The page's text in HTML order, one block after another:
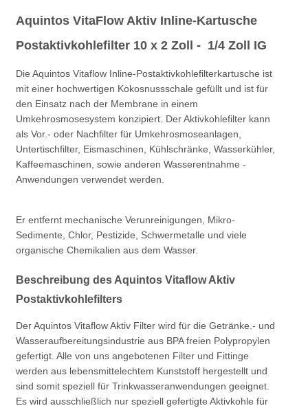
Aquintos VitaFlow Aktiv Inline-Kartusche
Postaktivkohlefilter 10 x 2 Zoll - 1/4 Zoll IG
Die Aquintos Vitaflow Inline-Postaktivkohlefilterkartusche ist
mit einer hochwertigen Kokosnussschale gefüllt und ist für
den Einsatz nach der Membrane in einem
Umkehrosmosesystem konzipiert. Der Aktivkohlefilter kann
als Vor.- oder Nachfilter für Umkehrosmoseanlagen,
Untertischfilter, Eismaschinen, Kühlschränke, Wasserkühler,
Kaffeemaschinen, sowie anderen Wasserentnahme -
Anwendungen verwendet werden.
Er entfernt mechanische Verunreinigungen, Mikro-
Sedimente, Chlor, Pestizide, Schwermetalle und viele
organische Chemikalien aus dem Wasser.
Beschreibung des Aquintos Vitaflow Aktiv
Postaktivkohlefilters
Der Aquintos Vitaflow Aktiv Filter wird für die Getränke.- und
Wasseraufbereitungsindustrie aus BPA freien Polypropylen
gefertigt. Alle von uns angebotenen Filter und Fittinge
werden aus lebensmittelechtem Kunststoff hergestellt und
sind somit speziell für Trinkwasseranwendungen geeignet.
Es wird ausschließlich nur speziell gefertigte Aktivkohle für